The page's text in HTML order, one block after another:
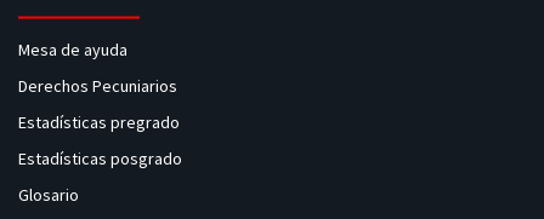
Mesa de ayuda
Derechos Pecuniarios
Estadísticas pregrado
Estadísticas posgrado
Glosario